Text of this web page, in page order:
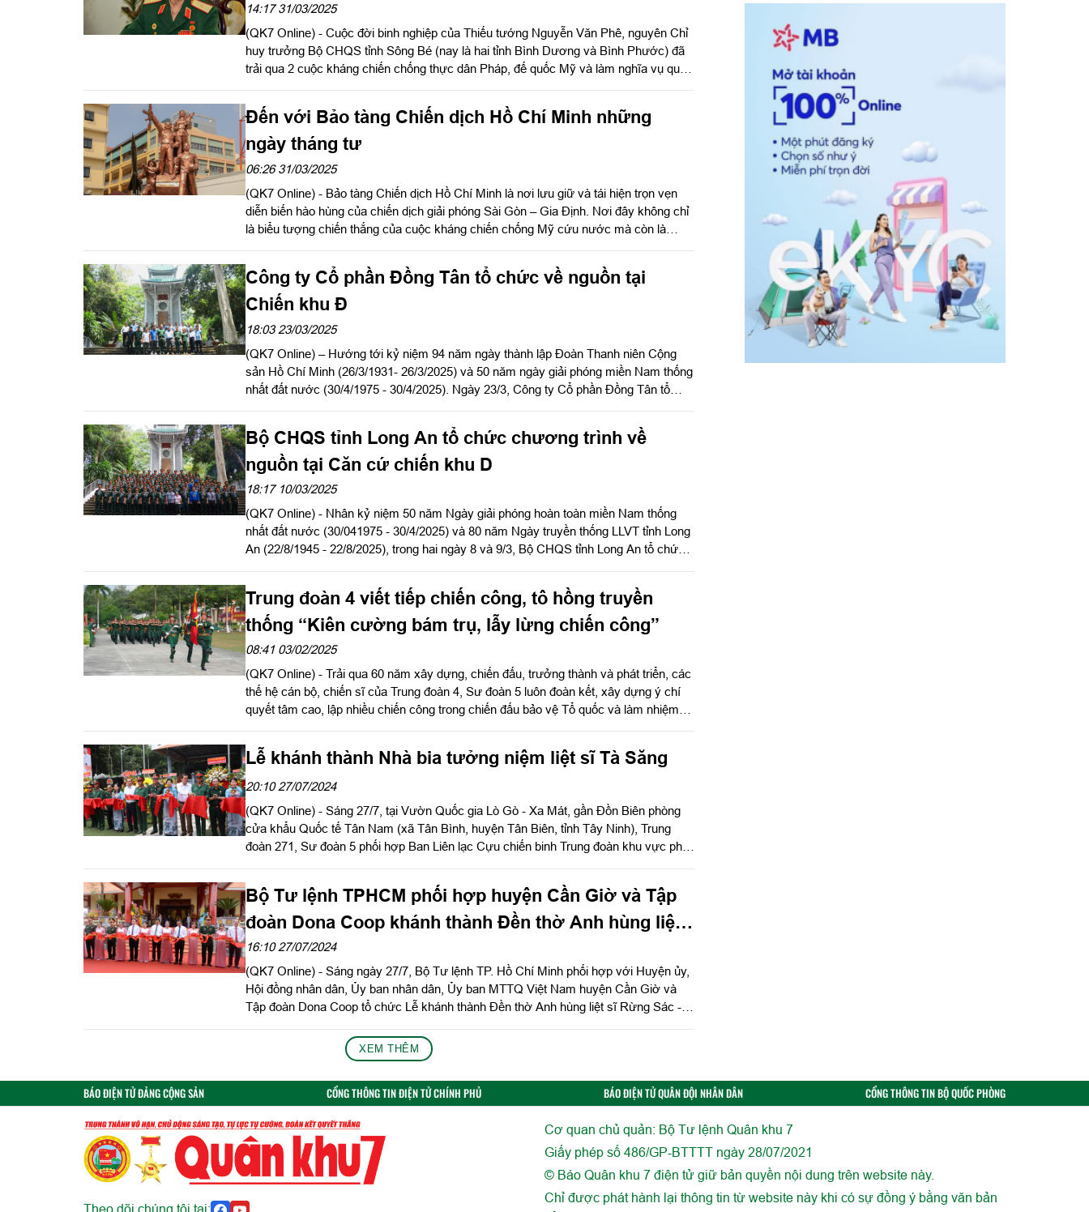
14:17 31/03/2025
(QK7 Online) - Cuộc đời binh nghiệp của Thiếu tướng Nguyễn Văn Phê, nguyên Chỉ
huy trưởng Bộ CHQS tỉnh Sông Bé (nay là hai tỉnh Bình Dương và Bình Phước) đã
trải qua 2 cuộc kháng chiến chống thực dân Pháp, đế quốc Mỹ và làm nghĩa vụ quốc
tộc, thống nhất đất nước, cũng như xây dựng Quân đội, củng cố quốc phòng, bảo vệ
Tổ quốc Việt Nam XHCN.
Đến với Bảo tàng Chiến dịch Hồ Chí Minh những
ngày tháng tư
06:26 31/03/2025
(QK7 Online) - Bảo tàng Chiến dịch Hồ Chí Minh là nơi lưu giữ và tái hiện trọn vẹn
diễn biến hào hùng của chiến dịch giải phóng Sài Gòn – Gia Định. Nơi đây không chỉ
là biểu tượng chiến thắng của cuộc kháng chiến chống Mỹ cứu nước mà còn là
Công ty Cổ phần Đồng Tân tổ chức về nguồn tại
Chiến khu Đ
18:03 23/03/2025
(QK7 Online) – Hướng tới kỷ niệm 94 năm ngày thành lập Đoàn Thanh niên Cộng
sản Hồ Chí Minh (26/3/1931- 26/3/2025) và 50 năm ngày giải phóng miền Nam thống
nhất đất nước (30/4/1975 - 30/4/2025). Ngày 23/3, Công ty Cổ phần Đồng Tân tổ
Mã Đà, huyện Vĩnh Cửu, tỉnh Đồng Nai.
Bộ CHQS tỉnh Long An tổ chức chương trình về
nguồn tại Căn cứ chiến khu D
18:17 10/03/2025
(QK7 Online) - Nhân kỷ niệm 50 năm Ngày giải phóng hoàn toàn miền Nam thống
nhất đất nước (30/041975 - 30/4/2025) và 80 năm Ngày truyền thống LLVT tỉnh Long
An (22/8/1945 - 22/8/2025), trong hai ngày 8 và 9/3, Bộ CHQS tỉnh Long An tổ chức
Trung đoàn 4 viết tiếp chiến công, tô hồng truyền
thống “Kiên cường bám trụ, lẫy lừng chiến công”
08:41 03/02/2025
(QK7 Online) - Trải qua 60 năm xây dựng, chiến đấu, trưởng thành và phát triển, các
thế hệ cán bộ, chiến sĩ của Trung đoàn 4, Sư đoàn 5 luôn đoàn kết, xây dựng ý chí
quyết tâm cao, lập nhiều chiến công trong chiến đấu bảo vệ Tổ quốc và làm nhiệm
Lễ khánh thành Nhà bia tưởng niệm liệt sĩ Tà Săng
20:10 27/07/2024
(QK7 Online) - Sáng 27/7, tại Vườn Quốc gia Lò Gò - Xa Mát, gần Đồn Biên phòng
cửa khẩu Quốc tế Tân Nam (xã Tân Bình, huyện Tân Biên, tỉnh Tây Ninh), Trung
đoàn 271, Sư đoàn 5 phối hợp Ban Liên lạc Cựu chiến binh Trung đoàn khu vực phía
chiến đấu và hy sinh trên mảnh đất Tà Săng, góp phần làm nên thắng lợi vẻ vang
của dân tộc.
Bộ Tư lệnh TPHCM phối hợp huyện Cần Giờ và Tập
đoàn Dona Coop khánh thành Đền thờ Anh hùng liệt
sĩ Rừng Sác - Cần Giờ
16:10 27/07/2024
(QK7 Online) - Sáng ngày 27/7, Bộ Tư lệnh TP. Hồ Chí Minh phối hợp với Huyện ủy,
Hội đồng nhân dân, Ủy ban nhân dân, Ủy ban MTTQ Việt Nam huyện Cần Giờ và
Tập đoàn Dona Coop tổ chức Lễ khánh thành Đền thờ Anh hùng liệt sĩ Rừng Sác -
XEM THÊM
BÁO ĐIỆN TỬ ĐẢNG CỘNG SẢN CỔNG THÔNG TIN ĐIỆN TỬ CHÍNH PHỦ BÁO ĐIỆN TỬ QUÂN ĐỘI NHÂN DÂN CỔNG THÔNG TIN BỘ QUỐC PHÒNG
Theo dõi chúng tôi tại:
Cơ quan chủ quản: Bộ Tư lệnh Quân khu 7
Giấy phép số 486/GP-BTTTT ngày 28/07/2021
© Báo Quân khu 7 điện tử giữ bản quyền nội dung trên website này.
Chỉ được phát hành lại thông tin từ website này khi có sự đồng ý bằng văn bản